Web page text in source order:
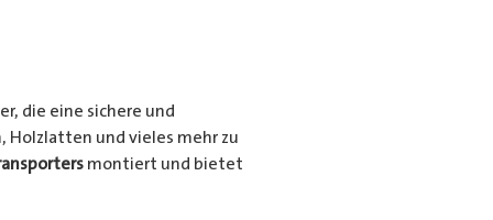
die eine sichere und
Holzlatten und vieles mehr zu
montiert und bietet